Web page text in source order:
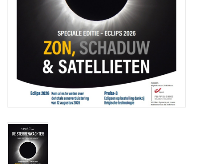
Monteringen
Astrofotografie
Zonnewaarneming
Cadeaubonnen
Merken